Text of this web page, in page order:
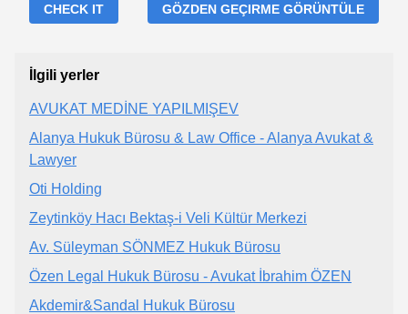
CHECK IT GÖZDEN GEÇIRME GÖRÜNTÜLE
İlgili yerler
AVUKAT MEDİNE YAPILMIŞEV
Alanya Hukuk Bürosu & Law Office - Alanya Avukat &
Lawyer
Oti Holding
Zeytinköy Hacı Bektaş-i Veli Kültür Merkezi
Av. Süleyman SÖNMEZ Hukuk Bürosu
Özen Legal Hukuk Bürosu - Avukat İbrahim ÖZEN
Akdemir&Sandal Hukuk Bürosu